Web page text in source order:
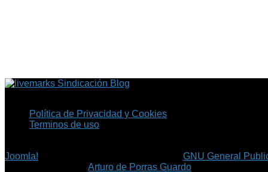
Sindicación Blog
Política de Privacidad y Cookies
Terminos de uso
Joomla!
GNU General
©Arturo de Porras Guardo